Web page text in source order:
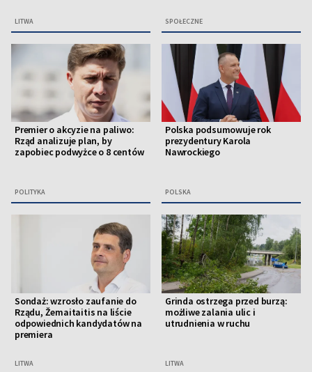
LITWA SPOŁECZNE
Premier o akcyzie na paliwo:
Rząd analizuje plan, by
zapobiec podwyżce o 8 centów
POLITYKA
Polska podsumowuje rok
prezydentury Karola
Nawrockiego
POLSKA
Sondaż: wzrosło zaufanie do
Rządu, Žemaitaitis na liście
odpowiednich kandydatów na
premiera
LITWA
Grinda ostrzega przed burzą:
możliwe zalania ulic i
utrudnienia w ruchu
LITWA